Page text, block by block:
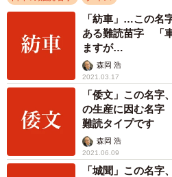
「紡車」…この名
ある難読苗字 「
ますが…
森岡 浩
2021.03.17
「倭文」この名
の生産に因む名字
難読タイプです
森岡 浩
2021.06.09
「城聞」この名